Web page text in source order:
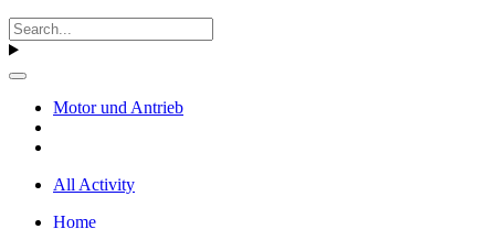
Motor und Antrieb
All Activity
Home